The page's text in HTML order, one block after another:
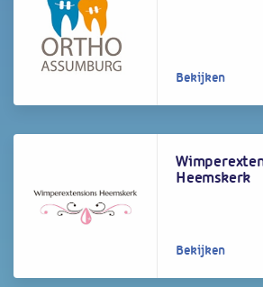
Bekijken
Heemskerk
Bekijken